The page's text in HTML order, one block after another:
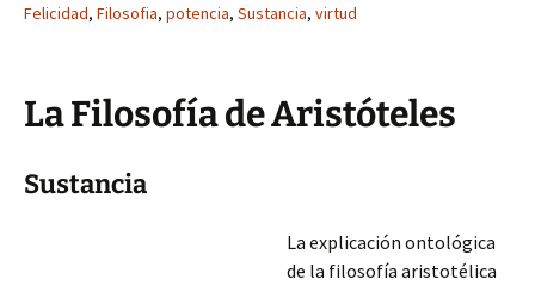
Felicidad, Filosofia, potencia, Sustancia, virtud
La Filosofía de Aristóteles
Sustancia
La explicación ontológica
de la filosofía aristotélica